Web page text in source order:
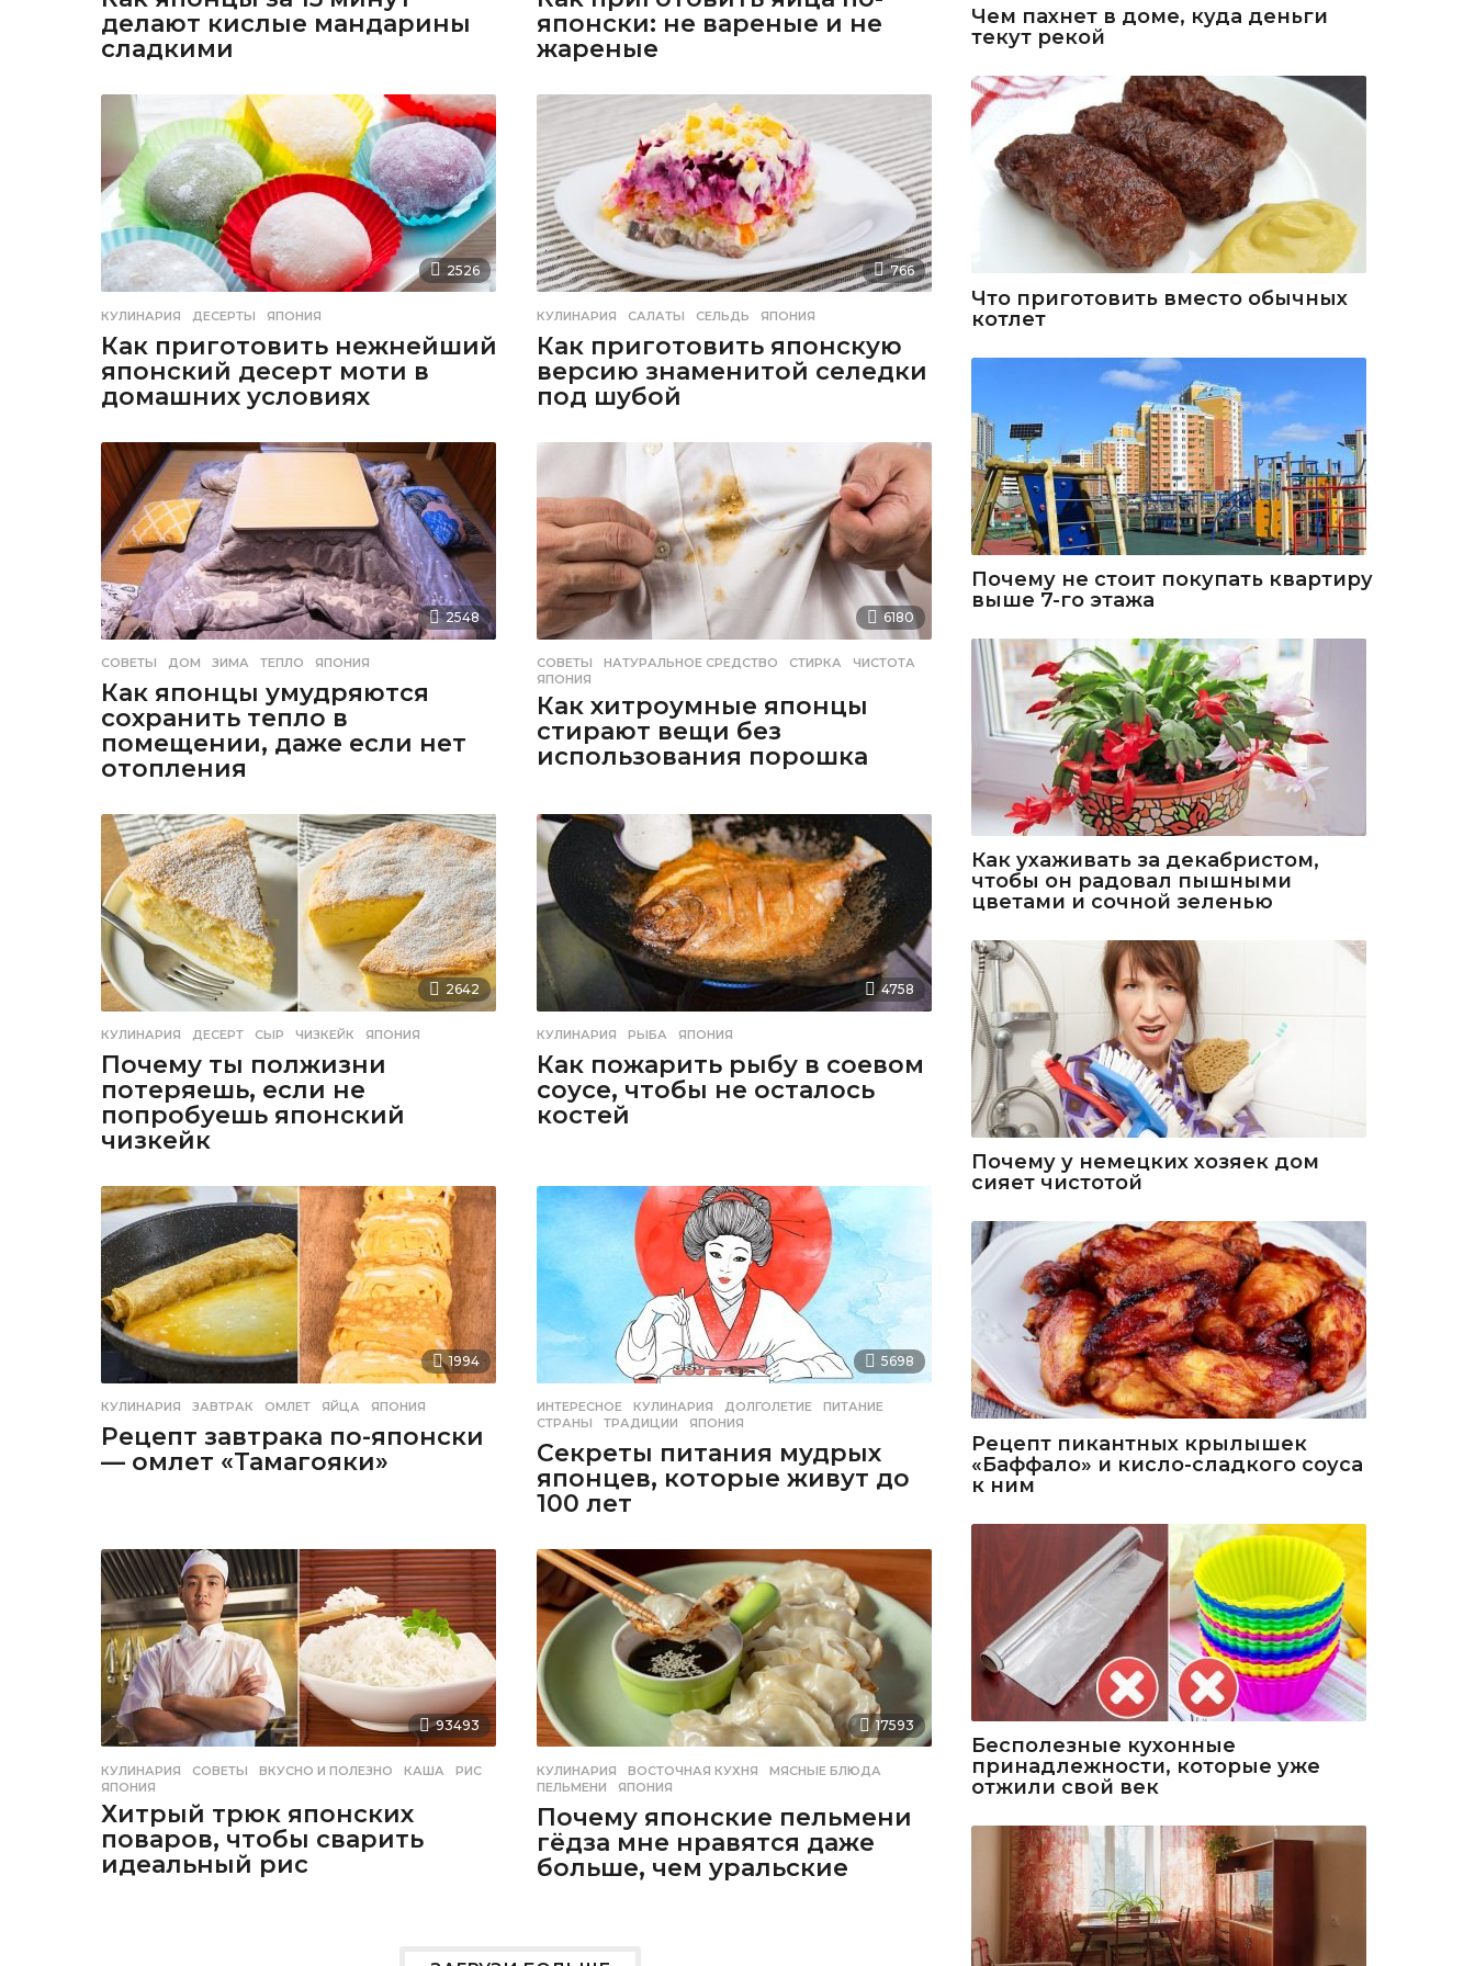
делают кислые мандарины
сладкими
японски: не вареные и не
жареные
2526
КУЛИНАРИЯ ДЕСЕРТЫ ,ЯПОНИЯ
Как приготовить нежнейший
японский десерт моти в
домашних условиях
766
КУЛИНАРИЯ САЛАТЫ ,СЕЛЬДЬ ,ЯПОНИЯ
Как приготовить японскую
версию знаменитой селедки
под шубой
2548
СОВЕТЫ ДОМ ,ЗИМА ,ТЕПЛО ,ЯПОНИЯ
Как японцы умудряются
сохранить тепло в
помещении, даже если нет
отопления
6180
СОВЕТЫ НАТУРАЛЬНОЕ СРЕДСТВО ,СТИРКА ,ЧИСТОТА
ЯПОНИЯ
Как хитроумные японцы
стирают вещи без
использования порошка
2642
КУЛИНАРИЯ ДЕСЕРТ ,СЫР ,ЧИЗКЕЙК ,ЯПОНИЯ
Почему ты полжизни
потеряешь, если не
попробуешь японский
чизкейк
4758
КУЛИНАРИЯ РЫБА ,ЯПОНИЯ
Как пожарить рыбу в соевом
соусе, чтобы не осталось
костей
1994
КУЛИНАРИЯ ЗАВТРАК ,ОМЛЕТ ,ЯЙЦА ,ЯПОНИЯ
Рецепт завтрака по-японски
— омлет «Тамагояки»
5698
ИНТЕРЕСНОЕ ,КУЛИНАРИЯ ДОЛГОЛЕТИЕ ,ПИТАНИЕ
СТРАНЫ
,ТРАДИЦИИ ,ЯПОНИЯ
Секреты питания мудрых
японцев, которые живут до
100 лет
93493
КУЛИНАРИЯ ,СОВЕТЫ ВКУСНО И ПОЛЕЗНО ,КАША ,РИС
ЯПОНИЯ
Хитрый трюк японских
поваров, чтобы сварить
идеальный рис
17593
КУЛИНАРИЯ ВОСТОЧНАЯ КУХНЯ ,МЯСНЫЕ БЛЮДА
ПЕЛЬМЕНИ
,ЯПОНИЯ
Почему японские пельмени
гёдза мне нравятся даже
больше, чем уральские
Чем пахнет в доме, куда деньги
текут рекой
Что приготовить вместо обычных
котлет
Почему не стоит покупать квартиру
выше 7-го этажа
Как ухаживать за декабристом,
чтобы он радовал пышными
цветами и сочной зеленью
Почему у немецких хозяек дом
сияет чистотой
Рецепт пикантных крылышек
«Баффало» и кисло-сладкого соуса
к ним
Бесполезные кухонные
принадлежности, которые уже
отжили свой век